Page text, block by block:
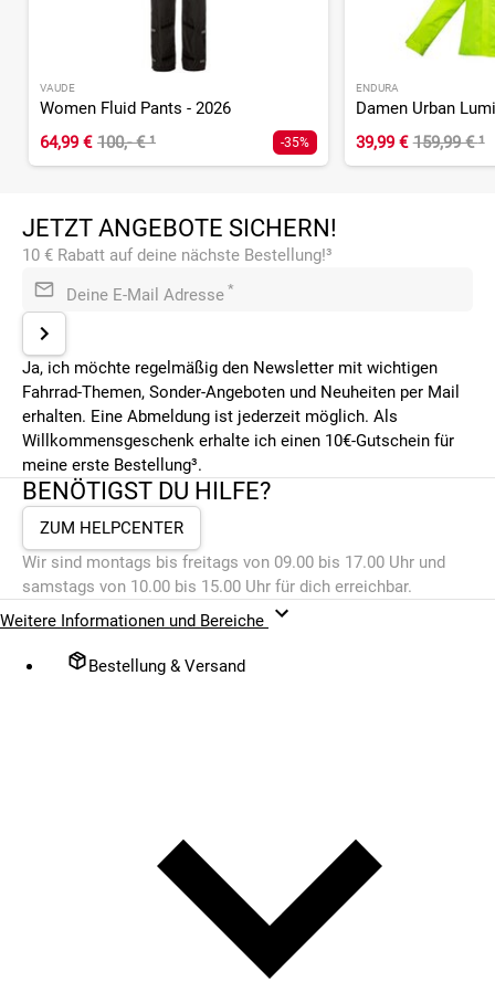
VAUDE
Women Fluid Pants - 2026
64,99 € 100,- €¹ -35%
ENDURA
39,99 € 159,99 €¹
JETZT ANGEBOTE SICHERN!
10 € Rabatt auf deine nächste Bestellung!³
Deine E-Mail Adresse *
Ja, ich möchte regelmäßig den Newsletter mit wichtigen
Fahrrad-Themen, Sonder-Angeboten und Neuheiten per Mail
erhalten. Eine Abmeldung ist jederzeit möglich. Als
Willkommensgeschenk erhalte ich einen 10€-Gutschein für
meine erste Bestellung³.
BENÖTIGST DU HILFE?
ZUM HELPCENTER
Wir sind montags bis freitags von 09.00 bis 17.00 Uhr und
samstags von 10.00 bis 15.00 Uhr für dich erreichbar.
Weitere Informationen und Bereiche
Bestellung & Versand